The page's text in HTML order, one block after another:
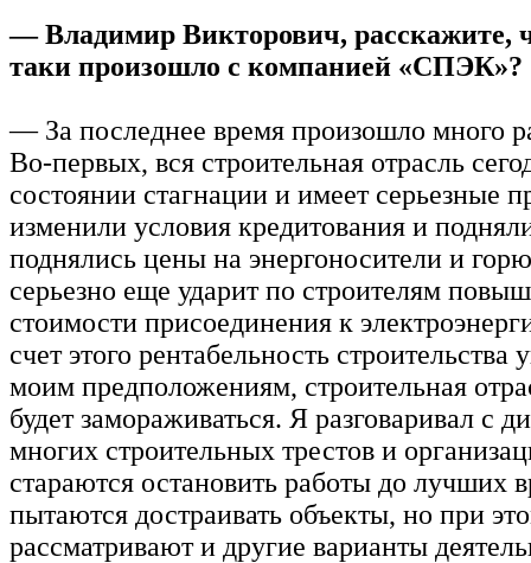
— Владимир Викторович, расскажите,
таки произошло с компанией «СПЭК»?
— За последнее время произошло много
Во-первых, вся строительная отрасль
состоянии стагнации и имеет серьезные
изменили условия кредитования и
поднялись цены на энергоносители и
серьезно еще ударит по строителям
стоимости присоединения к
счет этого рентабельность строительства
моим предположениям, строительная
будет замораживаться. Я разговаривал с
многих строительных трестов и
стараются остановить работы до лучших
пытаются достраивать объекты, но при
рассматривают и другие варианты